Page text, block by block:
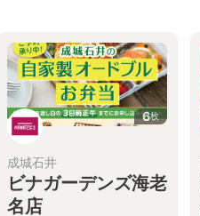
6枚
成城石井
ビナガーデンズ海老
名店